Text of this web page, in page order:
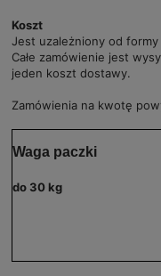
Koszt
Jest uzależniony od formy
Całe zamówienie jest
jeden koszt dostawy.
Zamówienia na kwotę
Waga paczki
do 30 kg